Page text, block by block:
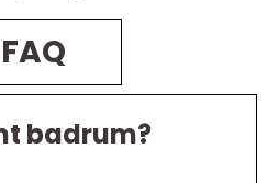
FAQ
badrum?